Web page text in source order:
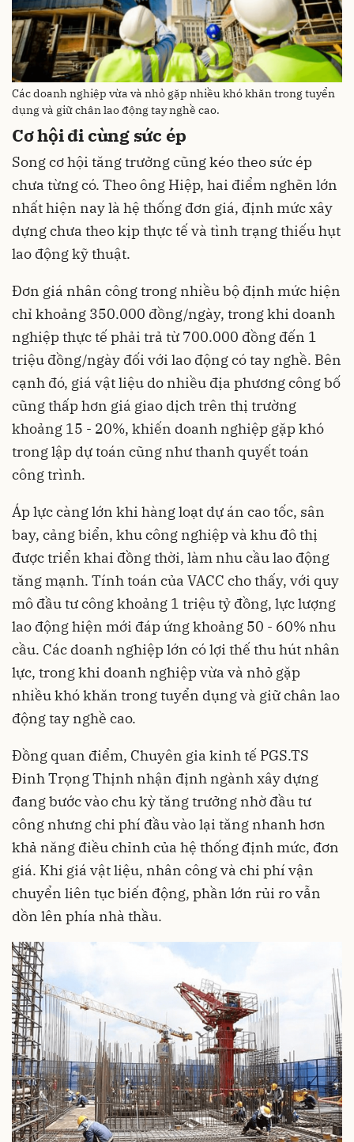
Các doanh nghiệp vừa và nhỏ gặp nhiều khó khăn trong tuyển
dụng và giữ chân lao động tay nghề cao.
Cơ hội đi cùng sức ép
Song cơ hội tăng trưởng cũng kéo theo sức ép
chưa từng có. Theo ông Hiệp, hai điểm nghẽn lớn
nhất hiện nay là hệ thống đơn giá, định mức xây
dựng chưa theo kịp thực tế và tình trạng thiếu hụt
lao động kỹ thuật.
Đơn giá nhân công trong nhiều bộ định mức hiện
chỉ khoảng 350.000 đồng/ngày, trong khi doanh
nghiệp thực tế phải trả từ 700.000 đồng đến 1
triệu đồng/ngày đối với lao động có tay nghề. Bên
cạnh đó, giá vật liệu do nhiều địa phương công bố
cũng thấp hơn giá giao dịch trên thị trường
khoảng 15 - 20%, khiến doanh nghiệp gặp khó
trong lập dự toán cũng như thanh quyết toán
công trình.
Áp lực càng lớn khi hàng loạt dự án cao tốc, sân
bay, cảng biển, khu công nghiệp và khu đô thị
được triển khai đồng thời, làm nhu cầu lao động
tăng mạnh. Tính toán của VACC cho thấy, với quy
mô đầu tư công khoảng 1 triệu tỷ đồng, lực lượng
lao động hiện mới đáp ứng khoảng 50 - 60% nhu
cầu. Các doanh nghiệp lớn có lợi thế thu hút nhân
lực, trong khi doanh nghiệp vừa và nhỏ gặp
nhiều khó khăn trong tuyển dụng và giữ chân lao
động tay nghề cao.
Đồng quan điểm, Chuyên gia kinh tế PGS.TS
Đinh Trọng Thịnh nhận định ngành xây dựng
đang bước vào chu kỳ tăng trưởng nhờ đầu tư
công nhưng chi phí đầu vào lại tăng nhanh hơn
khả năng điều chỉnh của hệ thống định mức, đơn
giá. Khi giá vật liệu, nhân công và chi phí vận
chuyển liên tục biến động, phần lớn rủi ro vẫn
dồn lên phía nhà thầu.